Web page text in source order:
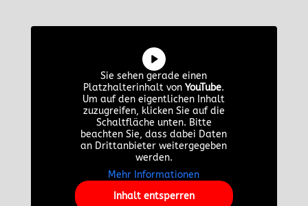
Sie sehen gerade einen
Platzhalterinhalt vonYouTube.
Um auf den eigentlichen Inhalt
zuzugreifen, klicken Sie auf die
Schaltfläche unten. Bitte
beachten Sie, dass dabei Daten
an Drittanbieter weitergegeben
werden.
Mehr Informationen
Inhalt entsperren